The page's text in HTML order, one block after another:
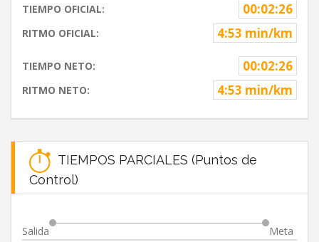
TIEMPO OFICIAL: 00:02:26
RITMO OFICIAL: 4:53 min/km
TIEMPO NETO: 00:02:26
RITMO NETO: 4:53 min/km
TIEMPOS PARCIALES (Puntos de
Control)
Salida Meta